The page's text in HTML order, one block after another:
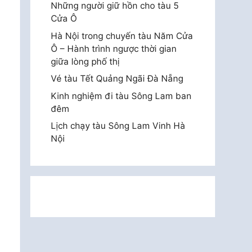
Những người giữ hồn cho tàu 5
Cửa Ô
Hà Nội trong chuyến tàu Năm Cửa
Ô – Hành trình ngược thời gian
giữa lòng phố thị
Vé tàu Tết Quảng Ngãi Đà Nẵng
Kinh nghiệm đi tàu Sông Lam ban
đêm
Lịch chạy tàu Sông Lam Vinh Hà
Nội